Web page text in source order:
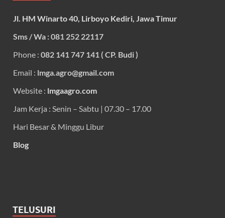
Jl. HM Winarto 40, Lirboyo Kediri, Jawa Timur
Sms / Wa : 081 252 22117
Phone : 082 141 747 141 ( CP. Budi )
Email : lmga.agro@gmail.com
Website : lmgaagro.com
Jam Kerja : Senin – Sabtu | 07.30 – 17.00
Hari Besar & Minggu Libur
Blog
TELUSURI